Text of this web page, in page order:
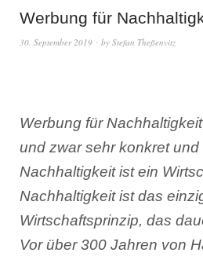
Werbung für
30. September 2019 by Stefan Theßenvitz
Werbung für
und zwar sehr konkret
Nachhaltigkeit ist ein
Nachhaltigkeit ist das
Wirtschaftsprinzip, das
Vor über 300 Jahren von